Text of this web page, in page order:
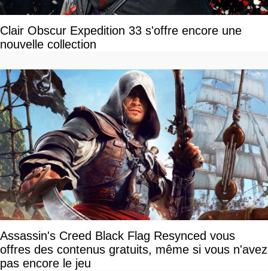
Clair Obscur Expedition 33 s'offre encore une
nouvelle collection
Assassin's Creed Black Flag Resynced vous
offres des contenus gratuits, même si vous n'avez
pas encore le jeu